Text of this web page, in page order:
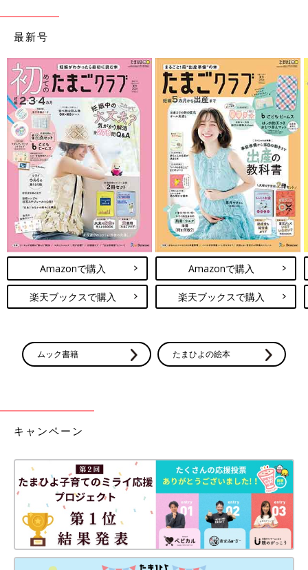
最新号
Amazonで購入
楽天ブックスで購入
Amazonで購入
楽天ブックスで購入
ムック書籍 たまひよの絵本
キャンペーン